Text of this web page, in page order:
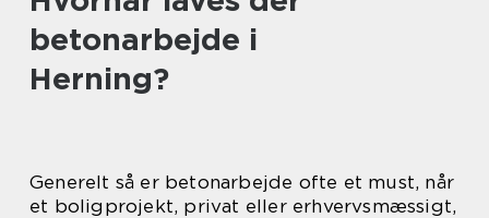
betonarbejde i
Herning?
Generelt så er betonarbejde ofte et must, når
et boligprojekt, privat eller erhvervsmæssigt,